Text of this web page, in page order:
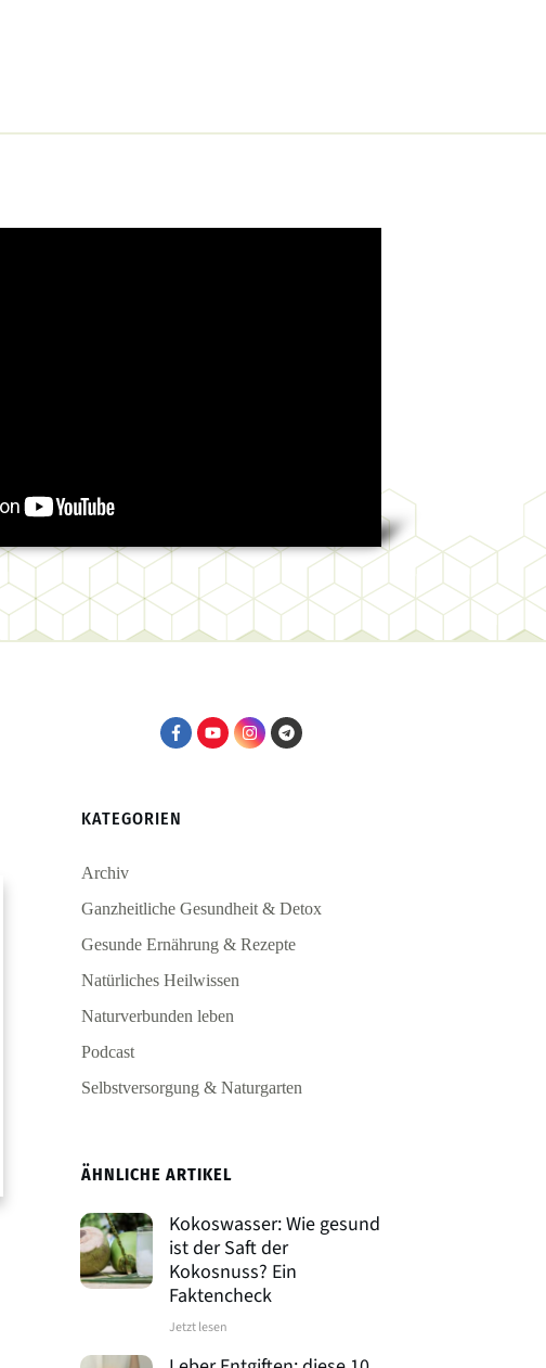
KATEGORIEN
Archiv
Ganzheitliche Gesundheit & Detox
Gesunde Ernährung & Rezepte
Natürliches Heilwissen
Naturverbunden leben
Podcast
Selbstversorgung & Naturgarten
ÄHNLICHE ARTIKEL
Kokoswasser: Wie gesund
ist der Saft der
Kokosnuss? Ein
Faktencheck
Jetzt lesen